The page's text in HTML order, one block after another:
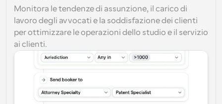
Monitora le tendenze di assunzione, il carico di
lavoro degli avvocati e la soddisfazione dei clienti
per ottimizzare le operazioni dello studio e il servizio
ai clienti.